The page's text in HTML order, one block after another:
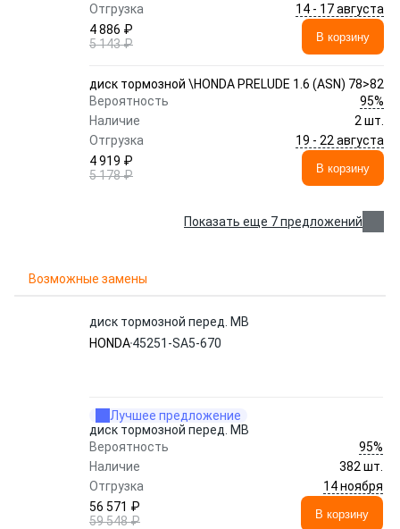
Отгрузка
14 - 17 августа
4 886 ₽
5 143 ₽
В корзину
диск тормозной \HONDA PRELUDE 1.6 (ASN) 78>82
Вероятность
95%
Наличие
2 шт.
Отгрузка
19 - 22 августа
4 919 ₽
5 178 ₽
В корзину
Показать еще 7 предложений
Возможные замены
диск тормозной перед. MB
HONDA45251-SA5-670
Лучшее предложение
диск тормозной перед. MB
Вероятность
95%
Наличие
382 шт.
Отгрузка
14 ноября
56 571 ₽
59 548 ₽
В корзину